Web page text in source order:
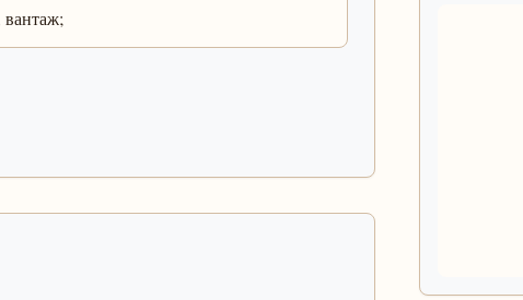
вантаж;